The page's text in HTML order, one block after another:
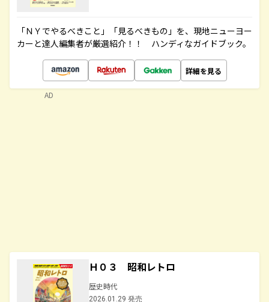
「ＮＹでやるべきこと」「見るべきもの」を、現地ニューヨー
カーと達人編集者が厳選紹介！！ ハンディなガイドブック。
詳細を見る
Ｈ０３ 昭和レトロ
歴史時代
2026.01.29 発売
AD